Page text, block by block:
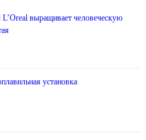
выращивает человеческую
установка